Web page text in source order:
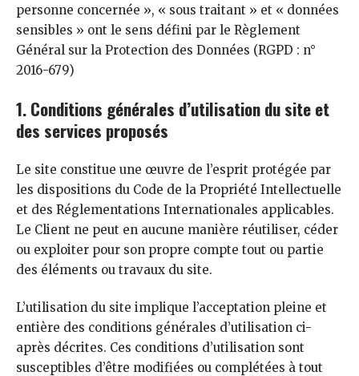
personne concernée », « sous traitant » et « données
sensibles » ont le sens défini par le Règlement
Général sur la Protection des Données (RGPD : n°
2016-679)
1. Conditions générales d’utilisation du site et
des services proposés
Le site constitue une œuvre de l’esprit protégée par
les dispositions du Code de la Propriété Intellectuelle
et des Réglementations Internationales applicables.
Le Client ne peut en aucune manière réutiliser, céder
ou exploiter pour son propre compte tout ou partie
des éléments ou travaux du site.
L’utilisation du site implique l’acceptation pleine et
entière des conditions générales d’utilisation ci-
après décrites. Ces conditions d’utilisation sont
susceptibles d’être modifiées ou complétées à tout